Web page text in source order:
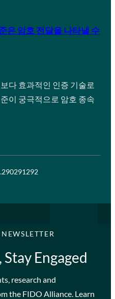
은 암호 전달을 나타낼 수
다 효과적인 인증 기술로
이 궁극적으로 암호 종속
290291292
Engaged
research and
the FIDO Alliance. Learn